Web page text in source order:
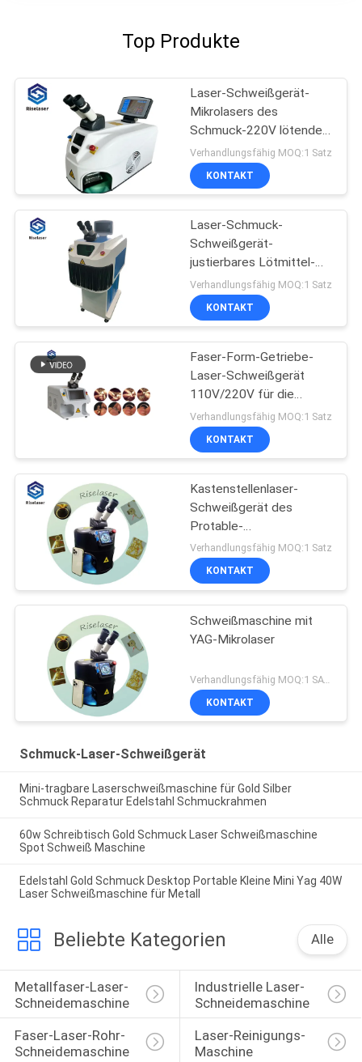
Top Produkte
Laser-Schweißgerät-
Mikrolasers des
Schmuck-220V lötendes
System
Verhandlungsfähig MOQ:1 Satz
KONTAKT
Laser-Schmuck-
Schweißgerät-
justierbares Lötmittel-
gemeinsame Größe der
Hochenergie-1064nm
Verhandlungsfähig MOQ:1 Satz
KONTAKT
Faser-Form-Getriebe-
Laser-Schweißgerät
110V/220V für die
Schmuck-Reparatur
Verhandlungsfähig MOQ:1 Satz
KONTAKT
Kastenstellenlaser-
Schweißgerät des
Protable-
Goldschweißgeräts
magisches
Verhandlungsfähig MOQ:1 Satz
KONTAKT
Schweißmaschine mit
YAG-Mikrolaser
Verhandlungsfähig MOQ:1 SATZ
KONTAKT
Schmuck-Laser-Schweißgerät
Mini-tragbare Laserschweißmaschine für Gold Silber
Schmuck Reparatur Edelstahl Schmuckrahmen
60w Schreibtisch Gold Schmuck Laser Schweißmaschine
Spot Schweiß Maschine
Edelstahl Gold Schmuck Desktop Portable Kleine Mini Yag 40W
Laser Schweißmaschine für Metall
Beliebte Kategorien Alle
Metallfaser-Laser-
Schneidemaschine
Industrielle Laser-
Schneidemaschine
Faser-Laser-Rohr-
Schneidemaschine
Laser-Reinigungs-
Maschine